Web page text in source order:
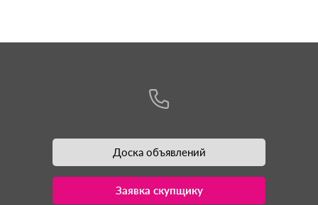
Доска объявлений
Заявка скупщику